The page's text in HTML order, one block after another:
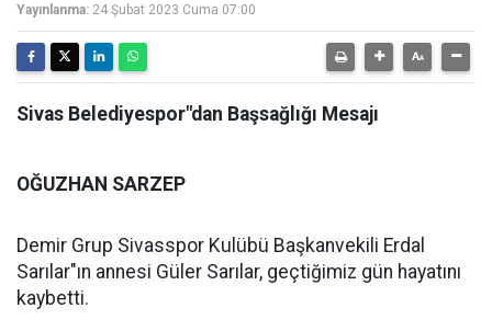
Yayınlanma: 24 Şubat 2023 Cuma 07:00
Sivas Belediyespor"dan Başsağlığı Mesajı
OĞUZHAN SARZEP
Demir Grup Sivasspor Kulübü Başkanvekili Erdal
Sarılar"ın annesi Güler Sarılar, geçtiğimiz gün hayatını
kaybetti.